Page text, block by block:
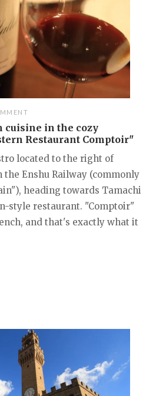
cuisine in the cozy
Restaurant Comptoir"
located to the right of
Enshu Railway (commonly
heading towards Tamachi
style restaurant. "Comptoir"
and that's exactly what it